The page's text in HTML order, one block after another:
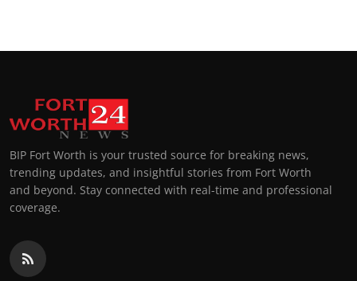
BIP Fort Worth is your trusted source for breaking news,
trending updates, and insightful stories from Fort Worth
and beyond. Stay connected with real-time and professional
coverage.